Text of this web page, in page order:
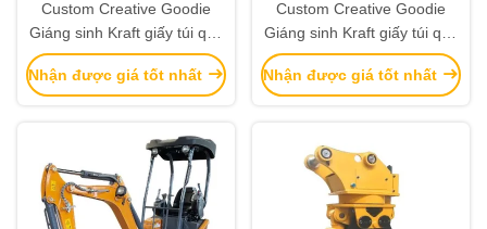
Custom Creative Goodie
Giáng sinh Kraft giấy túi quà
với logo của riêng bạn cho
Xmas Party trang trí
Nhận được giá tốt nhất
Custom Creative Goodie
Giáng sinh Kraft giấy túi quà
với logo của riêng bạn cho
Xmas Party trang trí
Nhận được giá tốt nhất